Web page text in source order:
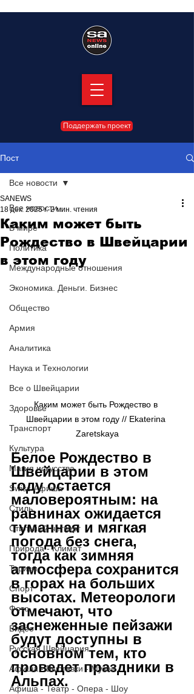
Поддержать проект
Пост
Все новости
В мире
Политика
Международные отношения
Экономика. Деньги. Бизнес
Общество
Армия
Аналитика
Наука и Технологии
Все о Швейцарии
Здоровье
Транспорт
Культура
Магия искусства
Swiss Афиша
Стиль
Стильный четверг
Природа - Климат
Туризм
Спорт
Фото
Видео
Русская Швейцария
Афиша - Выставки - Музеи
Афиша - Театр - Опера - Шоу
Все новости
Каким может быть
Рождество в Швейцарии
в этом году
SANEWS
18 дек. 2025 г. 2 мин. чтения
Каким может быть Рождество в
Швейцарии в этом году // Ekaterina
Zaretskaya
Белое Рождество в
Швейцарии в этом
году остается
маловероятным: на
равнинах ожидается
туманная и мягкая
погода без снега,
тогда как зимняя
атмосфера сохранится
в горах на больших
высотах. Метеорологи
отмечают, что
заснеженные пейзажи
будут доступны в
основном тем, кто
проведет праздники в
Альпах.